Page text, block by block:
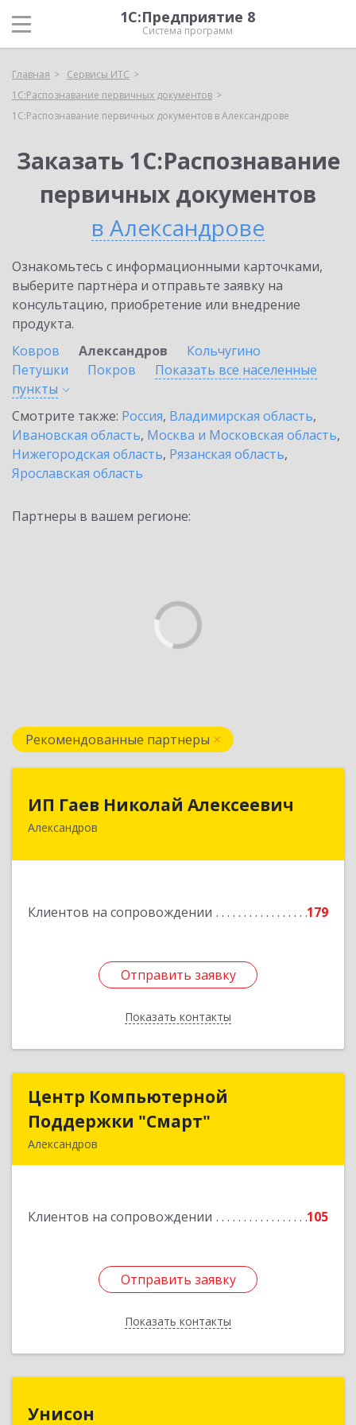
1С:Предприятие 8
Система программ
Главная
Сервисы ИТС
1С:Распознавание первичных документов
1С:Распознавание первичных документов в Александрове
Заказать 1С:Распознавание
первичных документов
в Александрове
Ознакомьтесь с информационными карточками,
выберите партнёра и отправьте заявку на
консультацию, приобретение или внедрение
продукта.
Ковров
Александров
Кольчугино
Петушки
Покров
Показать все населенные
пункты
Смотрите также: Россия, Владимирская область,
Ивановская область, Москва и Московская область,
Нижегородская область, Рязанская область,
Ярославская область
Партнеры в вашем регионе:
Рекомендованные партнеры
ИП Гаев Николай Алексеевич
Александров
Клиентов на сопровождении 179
Отправить заявку
Показать контакты
ИП Гаев Николай Алексеевич
601650, Владимирская обл, Александровский р-
Отправить заявку
Назад
Центр Компьютерной
Поддержки "Смарт"
Александров
Клиентов на сопровождении 105
Отправить заявку
Показать контакты
Центр Компьютерной
Поддержки "Смарт"
Отправить заявку
Назад
Унисон